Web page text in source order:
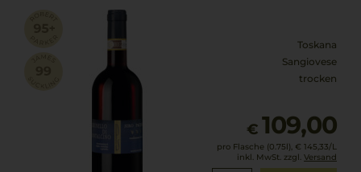
Toskana
Sangiovese
trocken
€ 109,00
pro Flasche (0.75l), € 145,33/L
inkl. MwSt. zzgl. Versand